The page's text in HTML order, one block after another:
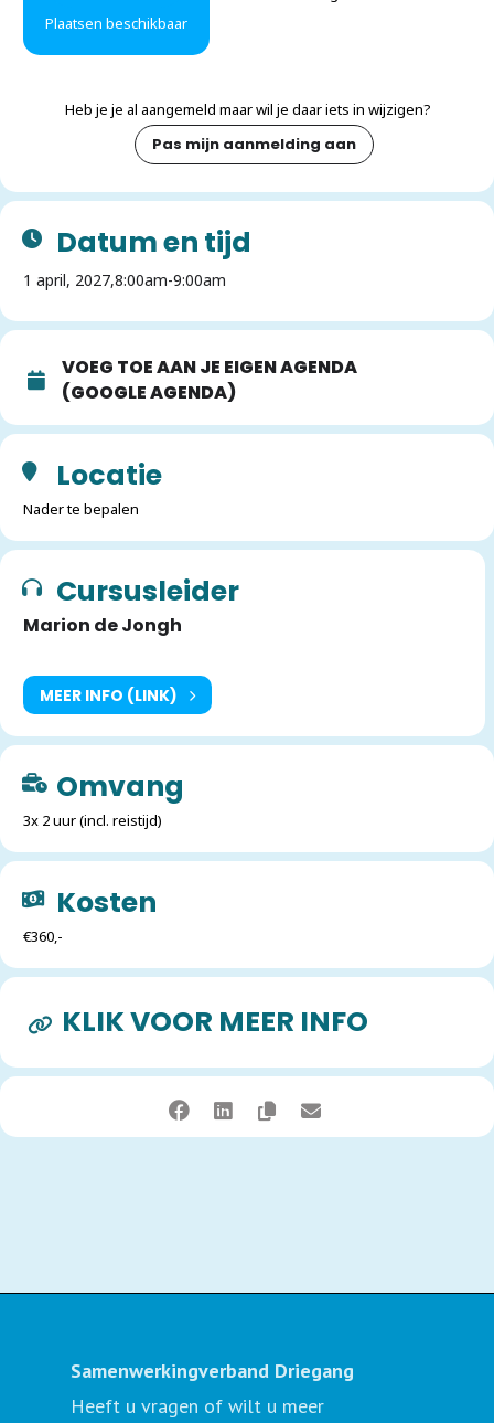
Plaatsen beschikbaar
Heb je je al aangemeld maar wil je daar iets in wijzigen?
Pas mijn aanmelding aan
Datum en tijd
1 april, 2027,8:00am-9:00am
VOEG TOE AAN JE EIGEN AGENDA
(GOOGLE AGENDA)
Locatie
Nader te bepalen
Cursusleider
Marion de Jongh
MEER INFO (LINK)
Omvang
3x 2 uur (incl. reistijd)
Kosten
€360,-
KLIK VOOR MEER INFO
Samenwerkingverband Driegang
Heeft u vragen of wilt u meer